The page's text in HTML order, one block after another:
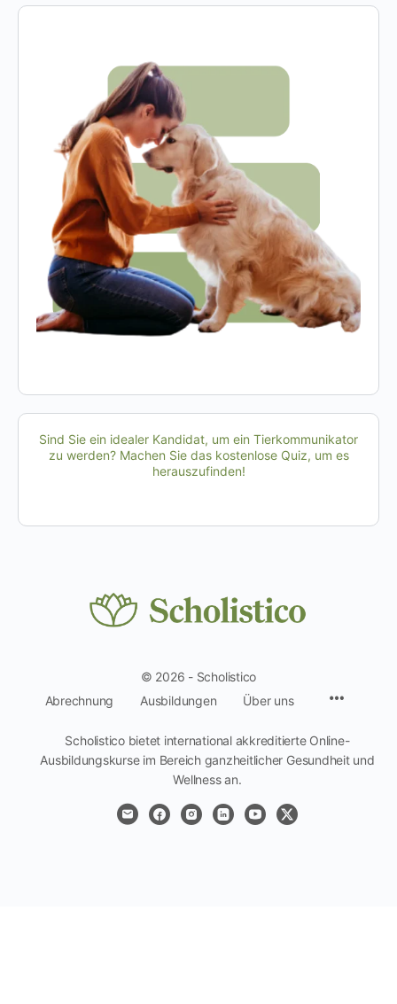
Sind Sie ein idealer Kandidat, um ein Tierkommunikator
zu werden? Machen Sie das kostenlose Quiz, um es
herauszufinden!
© 2026 - Scholistico
Abrechnung
Ausbildungen Über uns
Scholistico bietet international akkreditierte Online-
Ausbildungskurse im Bereich ganzheitlicher Gesundheit und
Wellness an.